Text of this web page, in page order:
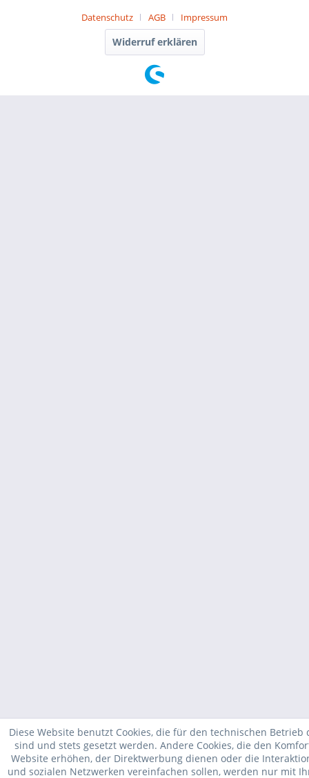
Datenschutz
AGB Impressum
Widerruf erklären
Diese Website benutzt Cookies, die für den technischen
sind und stets gesetzt werden. Andere Cookies, die den
Website erhöhen, der Direktwerbung dienen oder die
und sozialen Netzwerken vereinfachen sollen, werden nur mit